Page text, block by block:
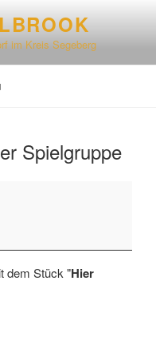
im Kreis Segeberg
Spielgruppe
dem Stück "Hier